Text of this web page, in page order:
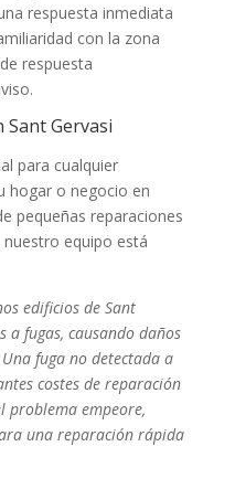
respuesta inmediata
con la zona
respuesta
Sant Gervasi
para cualquier
hogar o negocio en
pequeñas reparaciones
equipo está
edificios de Sant
a fugas, causando daños
fuga no detectada a
costes de reparación
problema empeore,
una reparación rápida